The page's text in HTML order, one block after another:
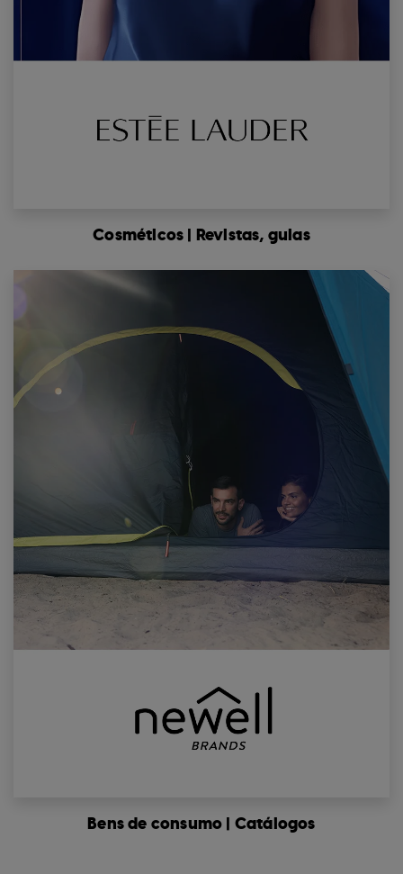
Cosméticos | Revistas, guias
Bens de consumo | Catálogos